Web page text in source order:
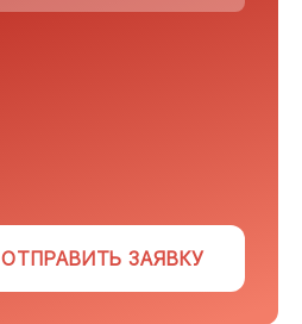
ОТПРАВИТЬ ЗАЯВКУ